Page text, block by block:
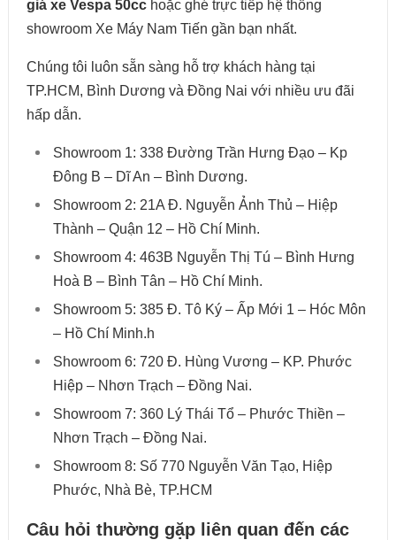
giá xe Vespa 50cchoặc ghé trực tiếp hệ thống
showroom Xe Máy Nam Tiến gần bạn nhất.
Chúng tôi luôn sẵn sàng hỗ trợ khách hàng tại
TP.HCM, Bình Dương và Đồng Nai với nhiều ưu đãi
hấp dẫn.
Showroom 1: 338 Đường Trần Hưng Đạo – Kp
Đông B – Dĩ An – Bình Dương.
Showroom 2: 21A Đ. Nguyễn Ảnh Thủ – Hiệp
Thành – Quận 12 – Hồ Chí Minh.
Showroom 4: 463B Nguyễn Thị Tú – Bình Hưng
Hoà B – Bình Tân – Hồ Chí Minh.
Showroom 5: 385 Đ. Tô Ký – Ấp Mới 1 – Hóc Môn
– Hồ Chí Minh.h
Showroom 6: 720 Đ. Hùng Vương – KP. Phước
Hiệp – Nhơn Trạch – Đồng Nai.
Showroom 7: 360 Lý Thái Tổ – Phước Thiền –
Nhơn Trạch – Đồng Nai.
Showroom 8: Số 770 Nguyễn Văn Tạo, Hiệp
Phước, Nhà Bè, TP.HCM
Câu hỏi thường gặp liên quan đến các